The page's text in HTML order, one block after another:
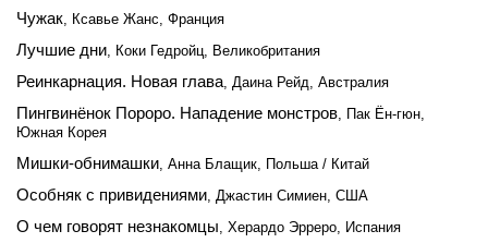
Чужак, Ксавье Жанс, Франция
Лучшие дни, Коки Гедройц, Великобритания
Реинкарнация. Новая глава, Даина Рейд, Австралия
Пингвинёнок Пороро. Нападение монстров, Пак Ён-гюн,
Южная Корея
Мишки-обнимашки, Анна Блащик, Польша / Китай
Особняк с привидениями, Джастин Симиен, США
О чем говорят незнакомцы, Херардо Эрреро, Испания